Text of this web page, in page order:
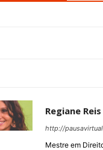
Regiane Reis
http://
Mestre em